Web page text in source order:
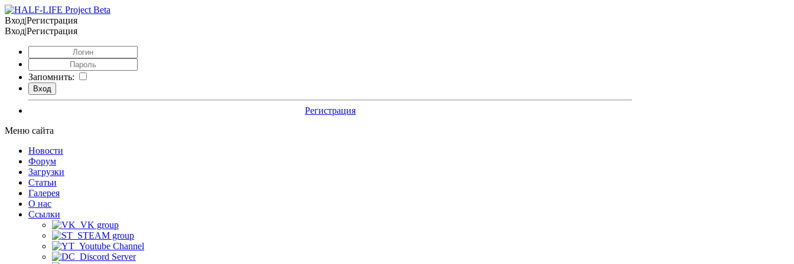
Вход|Регистрация
Вход|Регистрация
Запомнить:
Регистрация
Меню сайта
Новости
Форум
Загрузки
Статьи
Галерея
О нас
Ссылки
VK group
STEAM group
Youtube Channel
Discord Server